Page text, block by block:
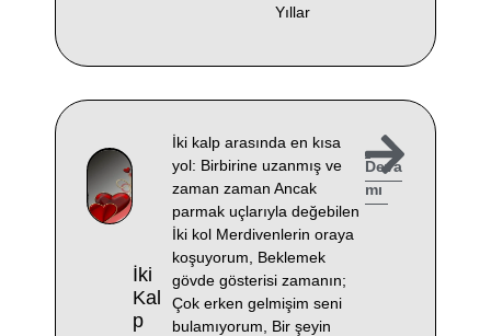
Yıllar
İki
Kal
P
İki kalp arasında en kısa
yol: Birbirine uzanmış ve
zaman zaman Ancak
parmak uçlarıyla değebilen
İki kol Merdivenlerin oraya
koşuyorum, Beklemek
gövde gösterisi zamanın;
Çok erken gelmişim seni
bulamıyorum, Bir şeyin
Deva
mı